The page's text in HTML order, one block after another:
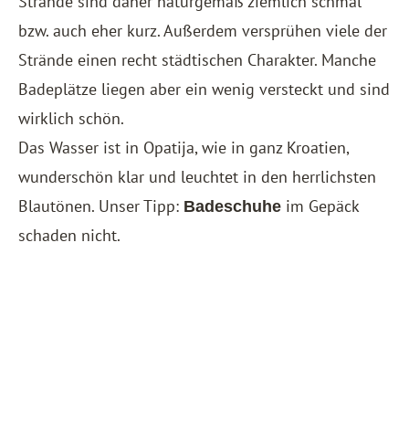
bzw. auch eher kurz. Außerdem versprühen viele der
Strände einen recht städtischen Charakter. Manche
Badeplätze liegen aber ein wenig versteckt und sind
wirklich schön.
Das Wasser ist in Opatija, wie in ganz Kroatien,
wunderschön klar und leuchtet in den herrlichsten
Blautönen. Unser Tipp: Badeschuhe im Gepäck
schaden nicht.